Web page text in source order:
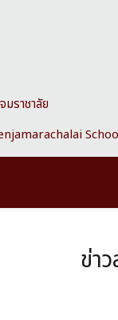
มราชาลัย
ข่า